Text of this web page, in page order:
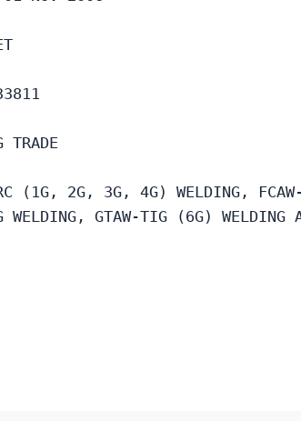
TRADE
(1G, 2G, 3G, 4G) WELDING,
WELDING, GTAW-TIG (6G) WELDING